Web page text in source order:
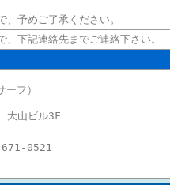
予めご了承ください。
下記連絡先までご連絡下さい。
フ）
山ビル3F
0521